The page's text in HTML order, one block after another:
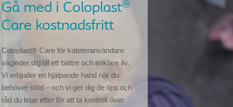
Gå med i Coloplast®
Care kostnadsfritt
Coloplast® Care för kateteranvändare
vägleder dig till ett bättre och enklare liv.
Vi erbjuder en hjälpande hand när du
behöver stöd – och vi ger dig de tips och
råd du letar efter för att ta kontroll över